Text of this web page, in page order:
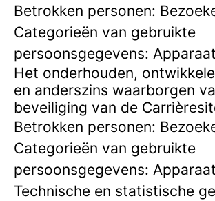
Betrokken personen:
Categorieën van gebruikte
persoonsgegevens:
Het onderhouden,
en anderszins waarborgen
beveiliging van de
Betrokken personen:
Categorieën van gebruikte
persoonsgegevens:
Technische en statistische